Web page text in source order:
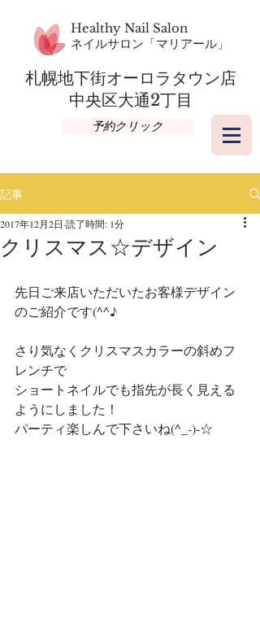
Healthy Nail Salon
​ネイルサロン「マリアール」
札幌地下街オーロラタウン店​
​中央区大通2丁目
予約クリック
記事
クリスマス☆デザイン
2017年12月2日 読了時間: 1分
先日ご来店いただいたお客様デザイン
のご紹介です(^^♪
さり気なくクリスマスカラーの斜めフ
レンチで
ショートネイルでも指先が長く見える
ようにしました！
パーティ楽しんで下さいね(^_-)-☆